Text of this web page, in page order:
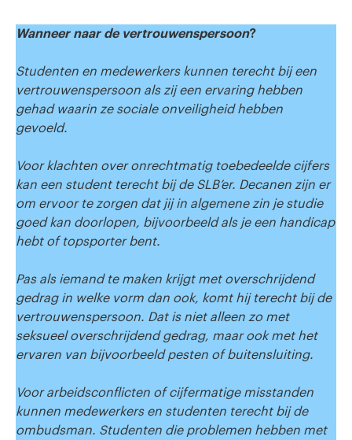
Wanneer naar de vertrouwenspersoon?
Studenten en medewerkers kunnen terecht bij een
vertrouwenspersoon als zij een ervaring hebben
gehad waarin ze sociale onveiligheid hebben
gevoeld.
Voor klachten over onrechtmatig toebedeelde cijfers
kan een student terecht bij de SLB’er. Decanen zijn er
om ervoor te zorgen dat jij in algemene zin je studie
goed kan doorlopen, bijvoorbeeld als je een handicap
hebt of topsporter bent.
Pas als iemand te maken krijgt met overschrijdend
gedrag in welke vorm dan ook, komt hij terecht bij de
vertrouwenspersoon. Dat is niet alleen zo met
seksueel overschrijdend gedrag, maar ook met het
ervaren van bijvoorbeeld pesten of buitensluiting.
Voor arbeidsconflicten of cijfermatige misstanden
kunnen medewerkers en studenten terecht bij de
ombudsman. Studenten die problemen hebben met